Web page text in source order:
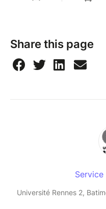
Share this page
Université Rennes 2,